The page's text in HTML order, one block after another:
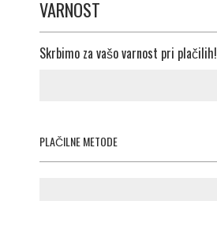
VARNOST
Skrbimo za vašo varnost pri plačilih!
PLAČILNE METODE